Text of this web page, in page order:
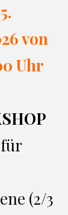
von
Uhr
(2/3